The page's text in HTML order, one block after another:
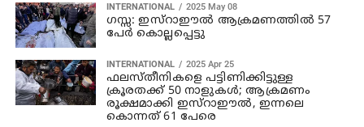
INTERNATIONAL 2025 May 08
ഗസ്സ: ഇസ്‌റാഈല്‍ ആക്രമണത്തില്‍ 57
പേര്‍ കൊല്ലപ്പെട്ടു
INTERNATIONAL 2025 Apr 25
ഫലസ്തീനികളെ പട്ടിണിക്കിട്ടുള്ള
ക്രൂരതക്ക് 50 നാളുകള്‍; ആക്രമണം
രൂക്ഷമാക്കി ഇസ്‌റാഈല്‍, ഇന്നലെ
കൊന്നത് 61 പേരെ